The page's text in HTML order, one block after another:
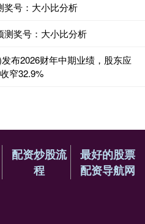
奖号：大小比分析
测奖号：大小比分析
布2026财年中期业绩，股东应
窄32.9%
配资炒股流
程
最好的股票
配资导航网